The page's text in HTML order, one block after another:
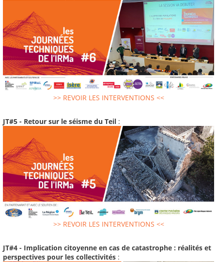
>> REVOIR LES INTERVENTIONS <<
JT#5 - Retour sur le séisme du Teil :
>> REVOIR LES INTERVENTIONS <<
JT#4 - Implication citoyenne en cas de catastrophe : réalités et
perspectives pour les collectivités :